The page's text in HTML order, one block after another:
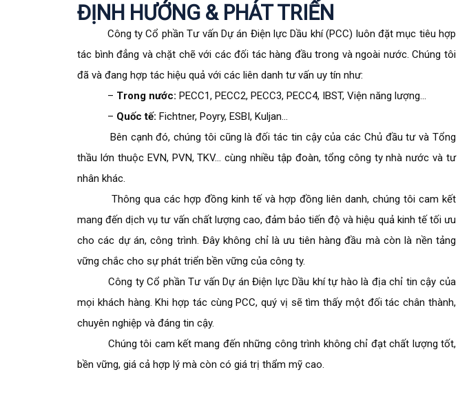
ĐỊNH HƯỚNG & PHÁT TRIỂN
Công ty Cổ phần Tư vấn Dự án Điện lực Dầu khí (PCC) luôn đặt mục tiêu hợp
tác bình đẳng và chặt chẽ với các đối tác hàng đầu trong và ngoài nước. Chúng tôi
đã và đang hợp tác hiệu quả với các liên danh tư vấn uy tín như:
– Trong nước: PECC1, PECC2, PECC3, PECC4, IBST, Viện năng lượng…
– Quốc tế: Fichtner, Poyry, ESBI, Kuljan…
Bên cạnh đó, chúng tôi cũng là đối tác tin cậy của các Chủ đầu tư và Tổng
thầu lớn thuộc EVN, PVN, TKV… cùng nhiều tập đoàn, tổng công ty nhà nước và tư
nhân khác.
Thông qua các hợp đồng kinh tế và hợp đồng liên danh, chúng tôi cam kết
mang đến dịch vụ tư vấn chất lượng cao, đảm bảo tiến độ và hiệu quả kinh tế tối ưu
cho các dự án, công trình. Đây không chỉ là ưu tiên hàng đầu mà còn là nền tảng
vững chắc cho sự phát triển bền vững của công ty.
Công ty Cổ phần Tư vấn Dự án Điện lực Dầu khí tự hào là địa chỉ tin cậy của
mọi khách hàng. Khi hợp tác cùng PCC, quý vị sẽ tìm thấy một đối tác chân thành,
chuyên nghiệp và đáng tin cậy.
Chúng tôi cam kết mang đến những công trình không chỉ đạt chất lượng tốt,
bền vững, giá cả hợp lý mà còn có giá trị thẩm mỹ cao.